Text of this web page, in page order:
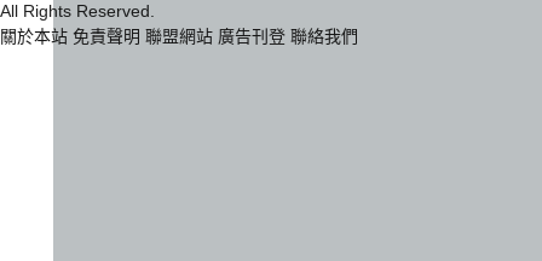
All Rights Reserved.
關於本站 免責聲明 聯盟網站 廣告刊登 聯絡我們